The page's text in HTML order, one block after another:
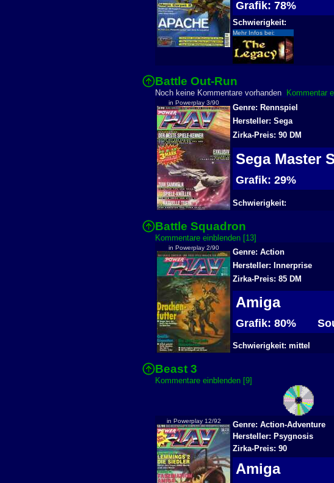
Grafik: 78%
Schwierigkeit:
Mehr Infos bei:
Battle Out-Run
Noch keine Kommentare vorhanden
Kommentar
in Powerplay 3/90
Genre: Rennspiel
Hersteller: Sega
Zirka-Preis: 90 DM
Sega Master
Grafik: 29%
Schwierigkeit:
Battle Squadron
Kommentare einblenden [13]
in Powerplay 2/90
Genre: Action
Hersteller: Innerprise
Zirka-Preis: 85 DM
Amiga
Grafik: 80%
Schwierigkeit: mittel
Beast 3
Kommentare einblenden [9]
in Powerplay 12/92
Genre: Action-Adventure
Hersteller: Psygnosis
Zirka-Preis: 90
Amiga